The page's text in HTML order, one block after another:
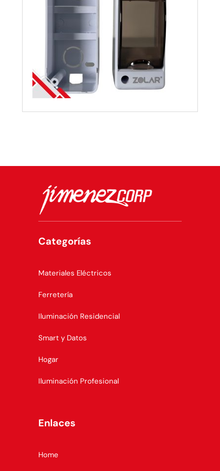
Categorías
Materiales Eléctricos
Ferretería
Iluminación Residencial
Smart y Datos
Hogar
Iluminación Profesional
Enlaces
Home